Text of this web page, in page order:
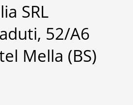
SRL
52/A6
Mella (BS)